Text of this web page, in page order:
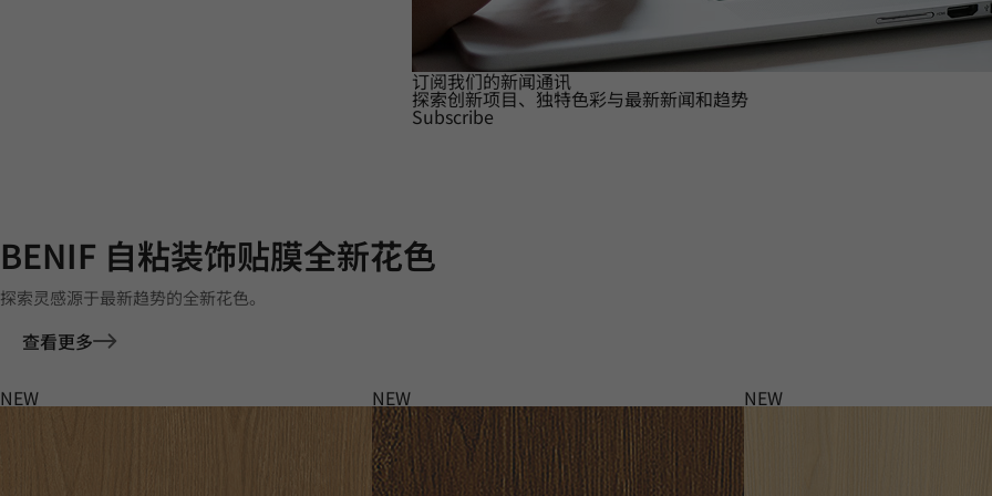
订阅我们的新闻通讯
探索创新项目、独特色彩与最新新闻和趋势
Subscribe
BENIF 自粘装饰贴膜全新花色
探索灵感源于最新趋势的全新花色。
查看更多
NEW NEW NEW